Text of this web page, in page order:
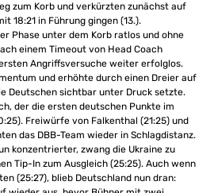
zum Korb und verkürzten zunächst auf
18:21 in Führung gingen (13.).
Phase unter dem Korb ratlos und ohne
einem Timeout von Head Coach
Angriffsversuche weiter erfolglos.
und erhöhte durch einen Dreier auf
Deutschen sichtbar unter Druck setzte.
der die ersten deutschen Punkte im
Freiwürfe von Falkenthal (21:25) und
das DBB-Team wieder in Schlagdistanz.
konzentrierter, zwang die Ukraine zu
Tip-In zum Ausgleich (25:25). Auch wenn
(25:27), blieb Deutschland nun dran: